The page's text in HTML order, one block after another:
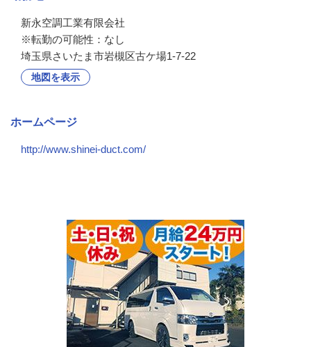
新永空調工業有限会社
※転勤の可能性：なし
埼玉県さいたま市岩槻区古ケ場1-7-22
地図を表示
ホームページ
http://www.shinei-duct.com/